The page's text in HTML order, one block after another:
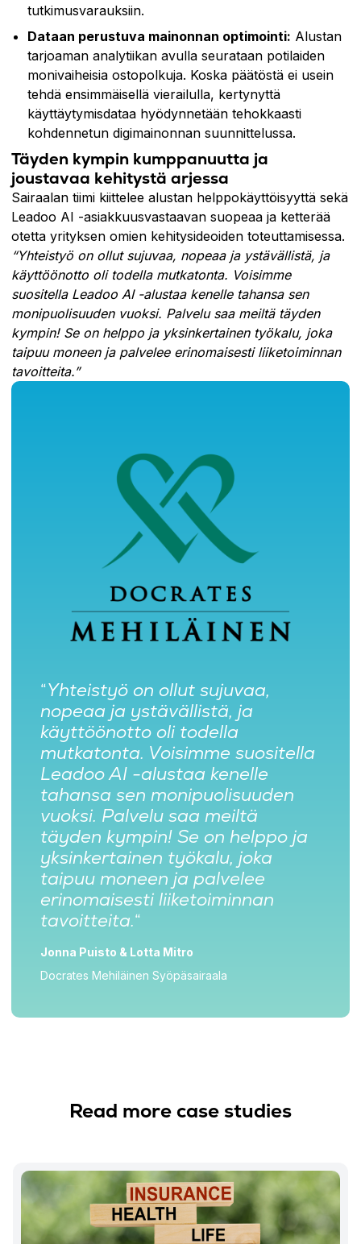
tutkimusvarauksiin.
Dataan perustuva mainonnan optimointi: Alustan
tarjoaman analytiikan avulla seurataan potilaiden
monivaiheisia ostopolkuja. Koska päätöstä ei usein
tehdä ensimmäisellä vierailulla, kertynyttä
käyttäytymisdataa hyödynnetään tehokkaasti
kohdennetun digimainonnan suunnittelussa.
Täyden kympin kumppanuutta ja
joustavaa kehitystä arjessa
Sairaalan tiimi kiittelee alustan helppokäyttöisyyttä sekä
Leadoo AI -asiakkuusvastaavan suopeaa ja ketterää
otetta yrityksen omien kehitysideoiden toteuttamisessa.
“Yhteistyö on ollut sujuvaa, nopeaa ja ystävällistä, ja
käyttöönotto oli todella mutkatonta. Voisimme
suositella Leadoo AI -alustaa kenelle tahansa sen
monipuolisuuden vuoksi. Palvelu saa meiltä täyden
kympin! Se on helppo ja yksinkertainen työkalu, joka
taipuu moneen ja palvelee erinomaisesti liiketoiminnan
tavoitteita.”
“Yhteistyö on ollut sujuvaa,
nopeaa ja ystävällistä, ja
käyttöönotto oli todella
mutkatonta. Voisimme suositella
Leadoo AI -alustaa kenelle
tahansa sen monipuolisuuden
vuoksi. Palvelu saa meiltä
täyden kympin! Se on helppo ja
yksinkertainen työkalu, joka
taipuu moneen ja palvelee
erinomaisesti liiketoiminnan
tavoitteita.“
Jonna Puisto & Lotta Mitro
Docrates Mehiläinen Syöpäsairaala
Read more case studies